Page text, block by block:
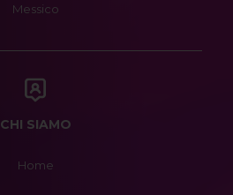
Messico
CHI SIAMO
Home